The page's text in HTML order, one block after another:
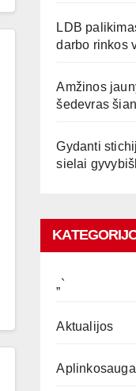
LDB
darbo rinkos
Amžinos
šedevras
Gydanti
sielai
„`
Aktualijos